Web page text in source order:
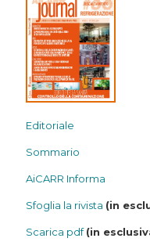
Editoriale
Sommario
AiCARR Informa
Sfoglia la rivista (in
Scarica pdf (in